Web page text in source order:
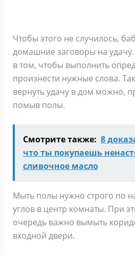
Чтобы этого не случилось,
домашние заговоры на удачу.
в том, чтобы выполнить
произнести нужные слова.
вернуть удачу в дом можно,
помыв полы.
Смотрите также: 8
что ты покупаешь
сливочное масло
Мыть полы нужно строго по
углов в центр комнаты. При
очередь важно вымыть
входной двери.